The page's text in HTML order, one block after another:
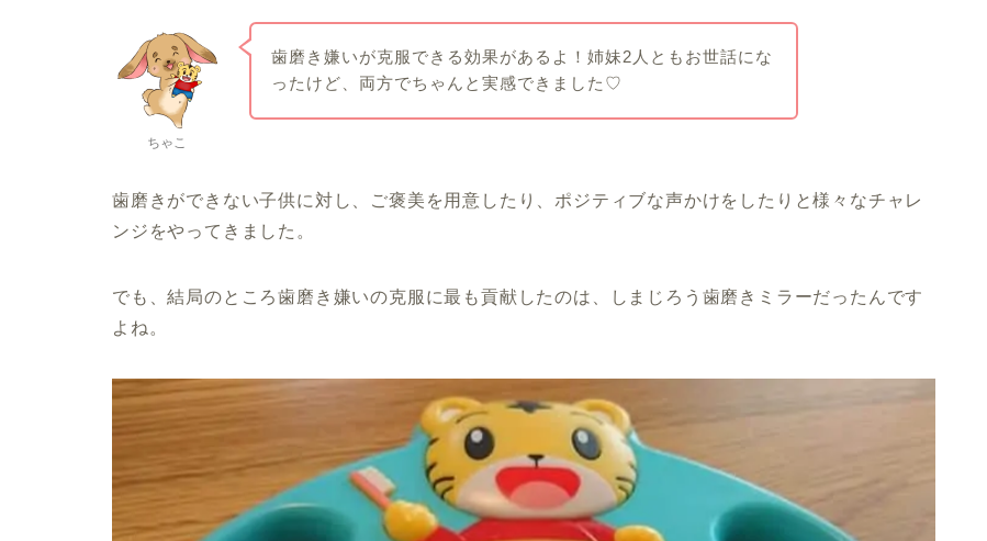
ちゃこ
歯磨き嫌いが克服できる効果があるよ！姉妹2人ともお世話にな
ったけど、両方でちゃんと実感できました♡
歯磨きができない子供に対し、ご褒美を用意したり、ポジティブな声かけをしたりと様々なチャレ
ンジをやってきました。
でも、結局のところ歯磨き嫌いの克服に最も貢献したのは、しまじろう歯磨きミラーだったんです
よね。